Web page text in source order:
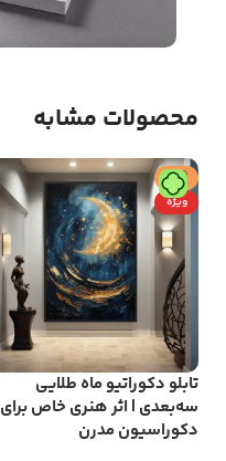
محصولات مشابه
حراج
ویژه
تابلو دکوراتیو ماه طلایی
سه‌بعدی | اثر هنری خاص برای
دکوراسیون مدرن